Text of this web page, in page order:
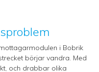
i Bobrik
börjar vandra. Med
och drabbar olika